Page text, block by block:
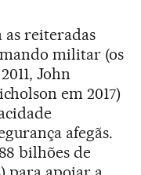
reiteradas
militar (os
John
em 2017)
afegãs.
bilhões de